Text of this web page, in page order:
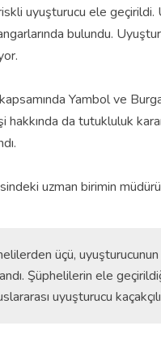
uyuşturucu ele
bulundu.
Yambol ve
hakkında da tutukluluk
uzman birimin müdürü
üçü,
Şüphelilerin ele
uyuşturucu